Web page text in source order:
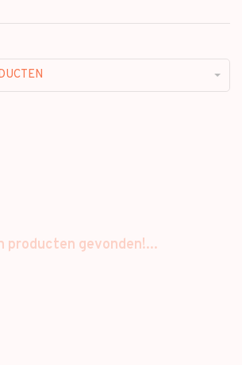
producten gevonden!...